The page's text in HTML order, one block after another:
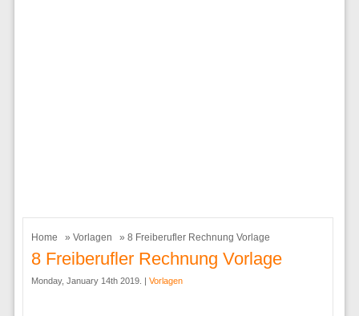
Home » Vorlagen » 8 Freiberufler Rechnung Vorlage
8 Freiberufler Rechnung Vorlage
Monday, January 14th 2019. | Vorlagen